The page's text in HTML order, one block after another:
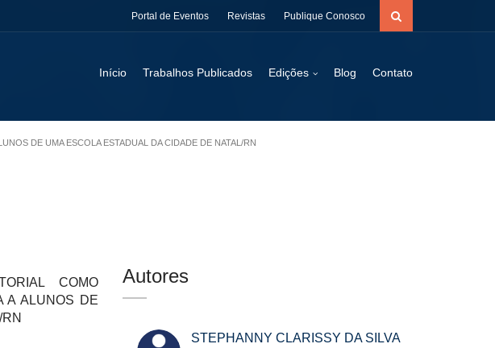
Portal de Eventos Revistas Publique Conosco
Início Trabalhos Publicados Edições Blog Contato
DE UMA ESCOLA ESTADUAL DA CIDADE DE NATAL/RN
COMO
A ALUNOS DE
Autores
STEPHANNY CLARISSY DA SILVA